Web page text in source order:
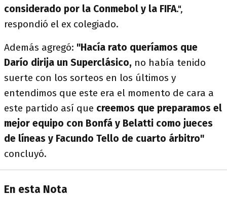
considerado por la Conmebol y la FIFA.",
respondió el ex colegiado.
Además agregó: "Hacía rato queríamos que
Darío dirija un Superclásico, no había tenido
suerte con los sorteos en los últimos y
entendimos que este era el momento de cara a
este partido así que creemos que preparamos el
mejor equipo con Bonfá y Belatti como jueces
de líneas y Facundo Tello de cuarto árbitro"
concluyó.
En esta Nota